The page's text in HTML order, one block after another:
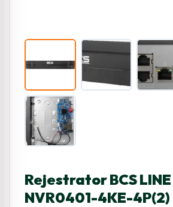
Rejestrator BCS
NVR0401-4KE-4P(2)